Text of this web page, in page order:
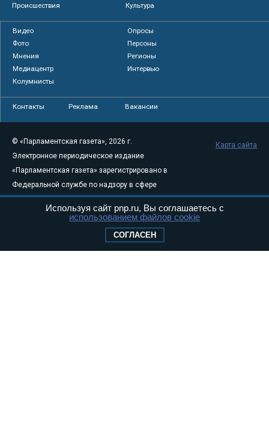
Происшествия
Культура
Видео
Опросы
Фото
Персоны
Мнения
Регионы
Медиацентр
Интервью
Колумнисты
Контакты Реклама Вакансии
© «Парламентская газета», 2026 г.
Электронное периодическое издание
«Парламентская газета» зарегистрировано в
Федеральной службе по надзору в сфере
связи, информационных технологий и
массовых коммуникаций (Роскомнадзор) 05
Свидетельство о регистрации Эл № ФС77-
Карта сайта
Используя сайт pnp.ru, Вы соглашаетесь с
использованием файлов cookie
СОГЛАСЕН